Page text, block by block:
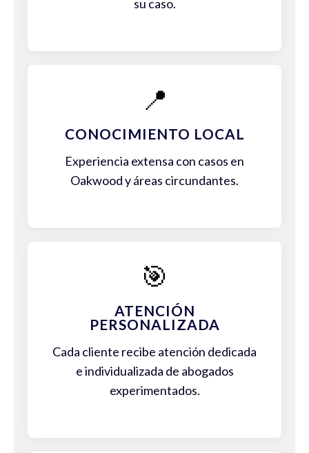
su caso.
📍
CONOCIMIENTO LOCAL
Experiencia extensa con casos en
Oakwood y áreas circundantes.
🎯
ATENCIÓN
PERSONALIZADA
Cada cliente recibe atención dedicada
e individualizada de abogados
experimentados.